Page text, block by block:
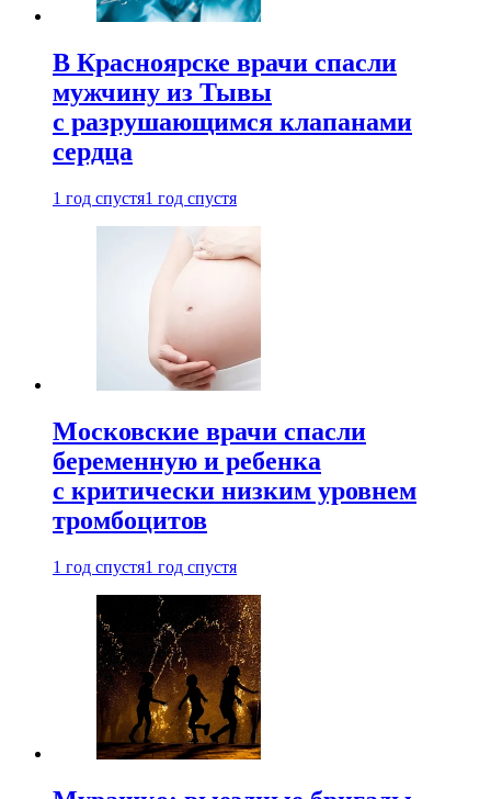
В Красноярске врачи спасли
мужчину из Тывы
с разрушающимся клапанами
сердца
1 год спустя1 год спустя
Московские врачи спасли
беременную и ребенка
с критически низким уровнем
тромбоцитов
1 год спустя1 год спустя